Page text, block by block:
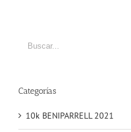
Buscar
Categorías
10k BENIPARRELL 2021